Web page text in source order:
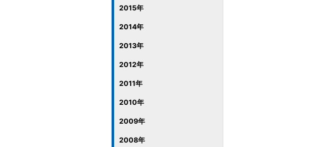
2015年
2014年
2013年
2012年
2011年
2010年
2009年
2008年